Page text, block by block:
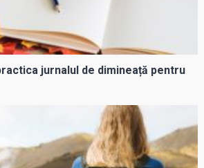
jurnalul de dimineață pentru